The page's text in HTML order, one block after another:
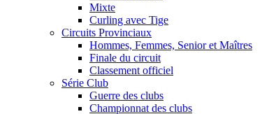
Mixte
Curling avec Tige
Circuits Provinciaux
Hommes, Femmes, Senior et Maîtres
Finale du circuit
Classement officiel
Série Club
Guerre des clubs
Championnat des clubs